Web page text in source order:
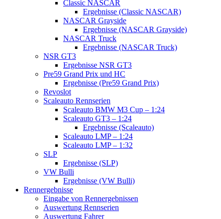
Classic NASCAR
Ergebnisse (Classic NASCAR)
NASCAR Grayside
Ergebnisse (NASCAR Grayside)
NASCAR Truck
Ergebnisse (NASCAR Truck)
NSR GT3
Ergebnisse NSR GT3
Pre59 Grand Prix und HC
Ergebnisse (Pre59 Grand Prix)
Revoslot
Scaleauto Rennserien
Scaleauto BMW M3 Cup – 1:24
Scaleauto GT3 – 1:24
Ergebnisse (Scaleauto)
Scaleauto LMP – 1:24
Scaleauto LMP – 1:32
SLP
Ergebnisse (SLP)
VW Bulli
Ergebnisse (VW Bulli)
Rennergebnisse
Eingabe von Rennergebnissen
Auswertung Rennserien
Auswertung Fahrer